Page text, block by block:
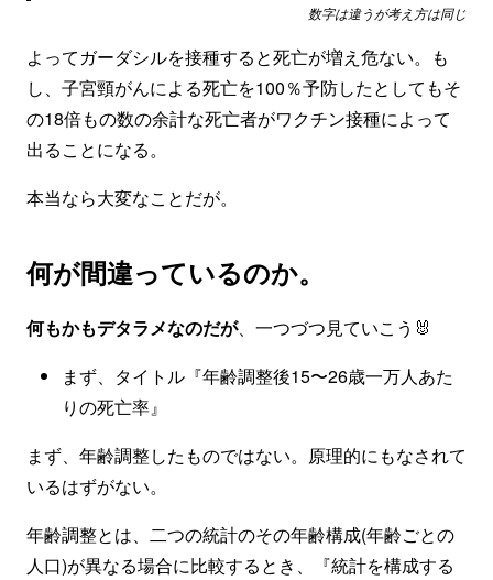
数字は違うが考え方は同じ
よってガーダシルを接種すると死亡が増え危ない。も
し、子宮頸がんによる死亡を100％予防したとしてもそ
の18倍もの数の余計な死亡者がワクチン接種によって
出ることになる。
本当なら大変なことだが。
何が間違っているのか。
何もかもデタラメなのだが、一つづつ見ていこう🐰
まず、タイトル『年齢調整後15〜26歳一万人あた
りの死亡率』
まず、年齢調整したものではない。原理的にもなされて
いるはずがない。
年齢調整とは、二つの統計のその年齢構成(年齢ごとの
人口)が異なる場合に比較するとき、『統計を構成する